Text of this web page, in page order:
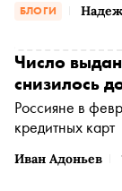
БЛОГИ
Иван Адоньев
Число
снизилось
Россияне в
кредитных карт